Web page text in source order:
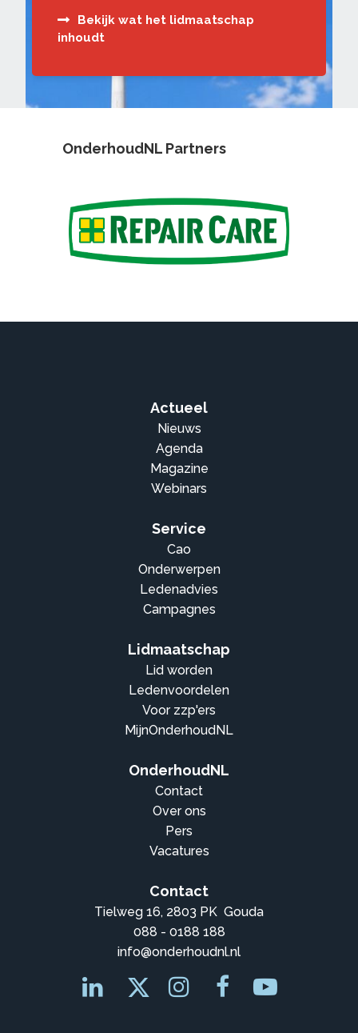
Bekijk wat het lidmaatschap
inhoudt
OnderhoudNL Partners
Actueel
Nieuws
Agenda
Magazine
Webinars
Service
Cao
Onderwerpen
Ledenadvies
Campagnes
Lidmaatschap
Lid worden
Ledenvoordelen
Voor zzp'ers
MijnOnderhoudNL
OnderhoudNL
Contact
Over ons
Pers
Vacatures
Contact
Tielweg 16, 2803 PK Gouda
088 - 0188 188
info@onderhoudnl.nl